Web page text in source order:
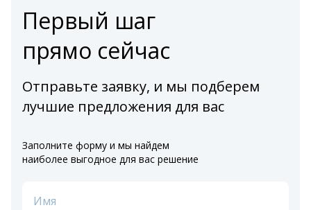
Первый шаг
прямо сейчас
Отправьте заявку, и мы подберем
лучшие предложения для вас
Заполните форму и мы найдем
наиболее выгодное для вас решение
Имя